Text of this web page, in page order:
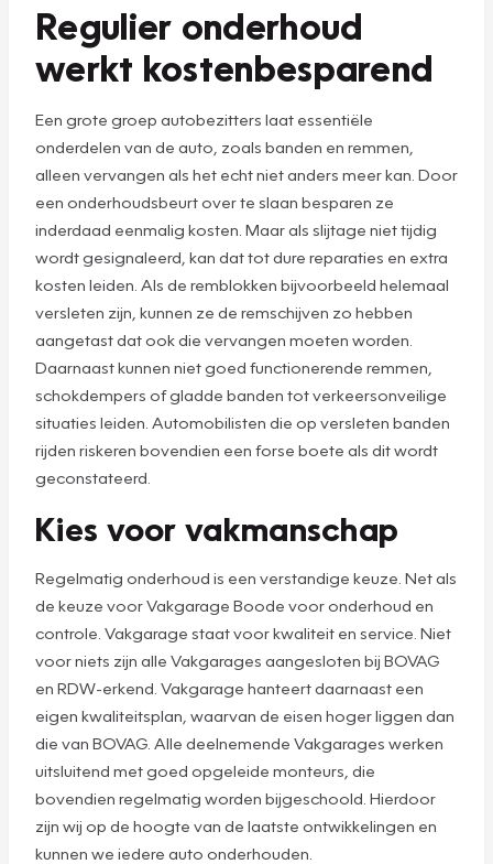
Regulier onderhoud
werkt kostenbesparend
Een grote groep autobezitters laat essentiële
onderdelen van de auto, zoals banden en remmen,
alleen vervangen als het echt niet anders meer kan. Door
een onderhoudsbeurt over te slaan besparen ze
inderdaad eenmalig kosten. Maar als slijtage niet tijdig
wordt gesignaleerd, kan dat tot dure reparaties en extra
kosten leiden. Als de remblokken bijvoorbeeld helemaal
versleten zijn, kunnen ze de remschijven zo hebben
aangetast dat ook die vervangen moeten worden.
Daarnaast kunnen niet goed functionerende remmen,
schokdempers of gladde banden tot verkeersonveilige
situaties leiden. Automobilisten die op versleten banden
rijden riskeren bovendien een forse boete als dit wordt
geconstateerd.
Kies voor vakmanschap
Regelmatig onderhoud is een verstandige keuze. Net als
de keuze voor Vakgarage Boode voor onderhoud en
controle. Vakgarage staat voor kwaliteit en service. Niet
voor niets zijn alle Vakgarages aangesloten bij BOVAG
en RDW-erkend. Vakgarage hanteert daarnaast een
eigen kwaliteitsplan, waarvan de eisen hoger liggen dan
die van BOVAG. Alle deelnemende Vakgarages werken
uitsluitend met goed opgeleide monteurs, die
bovendien regelmatig worden bijgeschoold. Hierdoor
zijn wij op de hoogte van de laatste ontwikkelingen en
kunnen we iedere auto onderhouden.